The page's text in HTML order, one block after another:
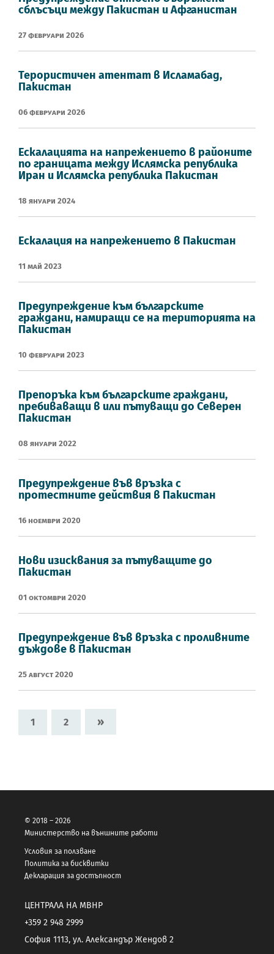
сблъсъци между Пакистан и Афганистан
27 Февруари 2026
Терористичен атентат в Исламабад,
Пакистан
06 Февруари 2026
Eскалацията на напрежението в районите
по границата между Ислямска република
Иран и Ислямска република Пакистан
18 Януари 2024
Ескалация на напрежението в Пакистан
11 Май 2023
Предупреждение към българските
граждани, намиращи се на територията на
Пакистан
10 Февруари 2023
Препоръка към българските граждани,
пребиваващи в или пътуващи до Северен
Пакистан
08 Януари 2022
Предупреждение във връзка с
протестните действия в Пакистан
16 Ноември 2020
Нови изисквания за пътуващите до
Пакистан
01 Октомври 2020
Предупреждение във връзка с проливните
дъждове в Пакистан
25 Август 2020
1 2 »
© 2018 – 2026
Министерство на външните работи
Условия за ползване
Политика за бисквитки
Декларация за достъпност
ЦЕНТРАЛА НА МВНР
+359 2 948 2999
София 1113, ул. Александър Жендов 2